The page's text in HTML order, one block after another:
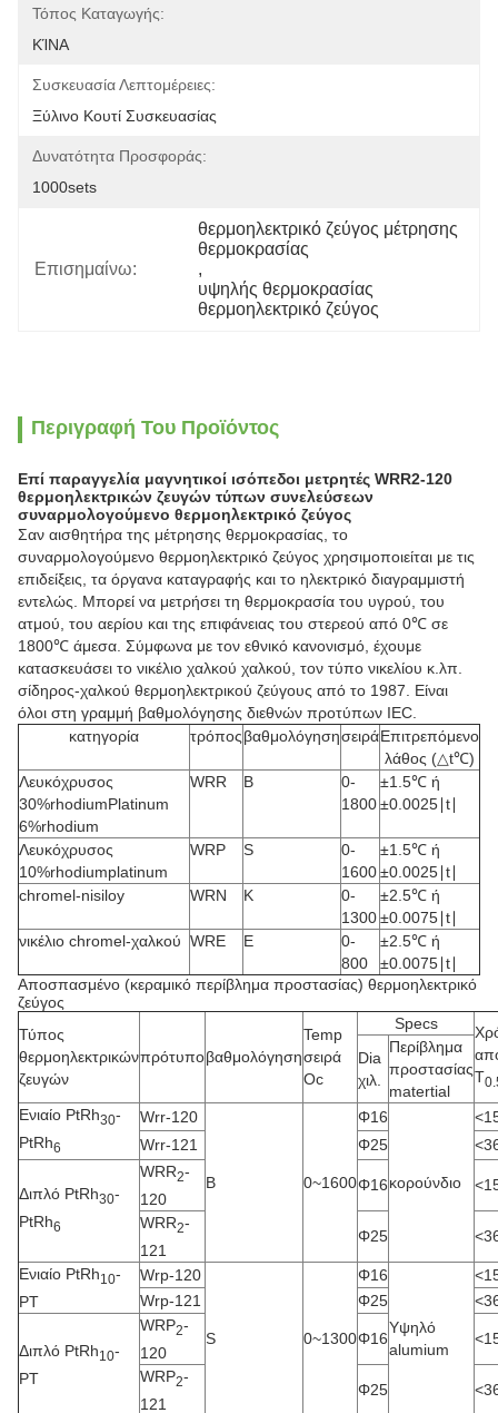
Τόπος Καταγωγής:
ΚΊΝΑ
Συσκευασία Λεπτομέρειες:
Ξύλινο Κουτί Συσκευασίας
Δυνατότητα Προσφοράς:
1000sets
Επισημαίνω:
θερμοηλεκτρικό ζεύγος μέτρησης
θερμοκρασίας
,
υψηλής θερμοκρασίας
θερμοηλεκτρικό ζεύγος
Περιγραφή Του Προϊόντος
Επί παραγγελία μαγνητικοί ισόπεδοι μετρητές WRR2-120
θερμοηλεκτρικών ζευγών τύπων συνελεύσεων
συναρμολογούμενο θερμοηλεκτρικό ζεύγος
Σαν αισθητήρα της μέτρησης θερμοκρασίας, το
συναρμολογούμενο θερμοηλεκτρικό ζεύγος χρησιμοποιείται με τις
επιδείξεις, τα όργανα καταγραφής και το ηλεκτρικό διαγραμμιστή
εντελώς. Μπορεί να μετρήσει τη θερμοκρασία του υγρού, του
ατμού, του αερίου και της επιφάνειας του στερεού από 0℃ σε
1800℃ άμεσα. Σύμφωνα με τον εθνικό κανονισμό, έχουμε
κατασκευάσει το νικέλιο χαλκού χαλκού, τον τύπο νικελίου κ.λπ.
σίδηρος-χαλκού θερμοηλεκτρικού ζεύγους από το 1987. Είναι
όλοι στη γραμμή βαθμολόγησης διεθνών προτύπων IEC.
κατηγορία
τρόποςβαθμολόγησησειράΕπιτρεπόμενο
λάθος (△t℃)
Λευκόχρυσος
30%rhodiumPlatinum
6%rhodium
WRR Β
0-
1800
±1.5℃ ή
±0.0025∣t∣
Λευκόχρυσος
10%rhodiumplatinum
WRP S
0-
1600
±1.5℃ ή
±0.0025∣t∣
chromel-nisiloy
WRN Κ
0-
1300
±2.5℃ ή
±0.0075∣t∣
νικέλιο chromel-χαλκού WRE Ε
0-
800
±2.5℃ ή
±0.0075∣t∣
Αποσπασμένο (κεραμικό περίβλημα προστασίας) θερμοηλεκτρικό
ζεύγος
Τύπος
θερμοηλεκτρικών
ζευγών
πρότυποβαθμολόγηση
Temp
σειρά
Oc
Specs
Τ
Dia
χιλ.
Περίβλημα
προστασίας
matertial
Ενιαίο PtRh30-
PtRh6
Wrr-120
Β 0~1600
Φ16
κορούνδιο
Wrr-121
Φ25
Διπλό PtRh30-
PtRh6
WRR2-
120
Φ16
WRR2-
121
Φ25
Ενιαίο PtRh10-
PT
Wrp-120
S 0~1300
Φ16
Υψηλό
alumium
Wrp-121
Φ25
Διπλό PtRh10-
PT
WRP2-
120
Φ16
WRP2-
121
Φ25